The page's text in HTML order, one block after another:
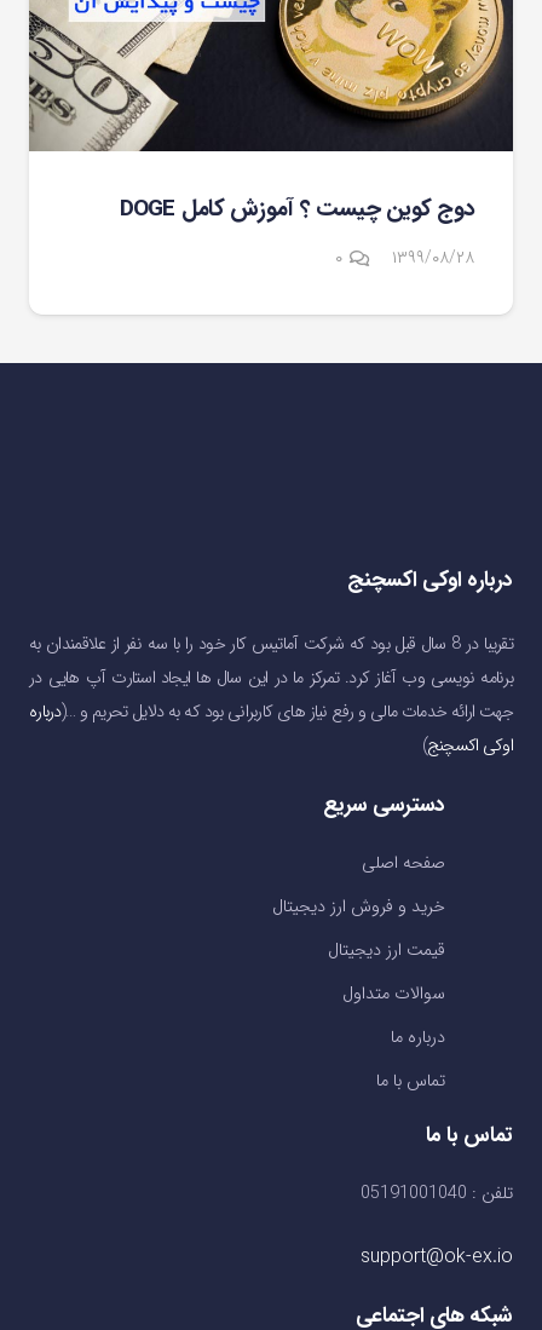
دوج کوین چیست ؟ آموزش کامل DOGE
۱۳۹۹/۰۸/۲۸ ۰
درباره اوکی اکسچنج
تقریبا در 8 سال قبل بود که شرکت آماتیس کار خود را با سه نفر از علاقمندان به
برنامه نویسی وب آغاز کرد. تمرکز ما در این سال ها ایجاد استارت آپ هایی در
جهت ارائه خدمات مالی و رفع نیاز های کاربرانی بود که به دلایل تحریم و …(درباره
اوکی اکسچنج)
دسترسی سریع
صفحه اصلی
خرید و فروش ارز دیجیتال
قیمت ارز دیجیتال
سوالات متداول
درباره ما
تماس با ما
تماس با ما
تلفن : 05191001040
support@ok-ex.io
شبکه های اجتماعی